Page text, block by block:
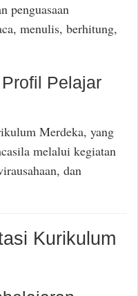
penguasaan
menulis, berhitung,
Pelajar
Merdeka, yang
melalui kegiatan
dan
Kurikulum